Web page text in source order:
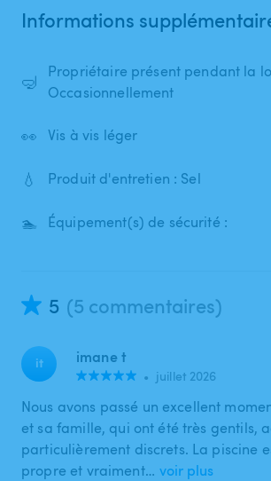
Informations
🤿
Propriétaire présent pendant la
Occasionnellement
👀 Vis à vis léger
💧 Produit d'entretien : Sel
🏊 Équipement(s) de sécurité :
5 (5 commentaires)
it imane t
• juillet 2026
Nous avons passé un excellent
et sa famille, qui ont été très gentils,
particulièrement discrets. La piscine
propre et vraiment… voir plus